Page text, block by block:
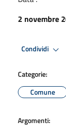
2 novembre
Condividi
Categorie:
Comune
Argomenti: